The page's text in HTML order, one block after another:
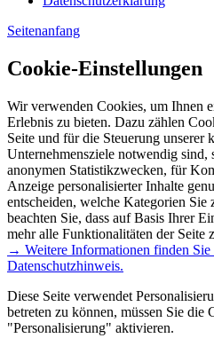
Seitenanfang
Cookie-Einstellungen
Wir verwenden Cookies, um Ihnen
Erlebnis zu bieten. Dazu zählen
Seite und für die Steuerung unserer
Unternehmensziele notwendig
anonymen Statistikzwecken, für
Anzeige personalisierter Inhalte
entscheiden, welche Kategorien Sie
beachten Sie, dass auf Basis Ihrer
mehr alle Funktionalitäten der Seite
→ Weitere Informationen finden Sie
Datenschutzhinweis.
Diese Seite verwendet
betreten zu können, müssen Sie die
"Personalisierung" aktivieren.